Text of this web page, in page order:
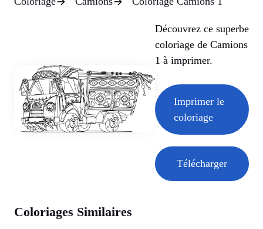
Découvrez ce superbe
coloriage de Camions
1 à imprimer.
Imprimer le
coloriage
Télécharger
Coloriages Similaires